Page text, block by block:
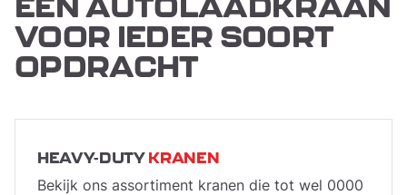
VOOR IEDER SOORT
OPDRACHT
HEAVY-DUTY KRANEN
Bekijk ons assortiment kranen die tot wel 0000